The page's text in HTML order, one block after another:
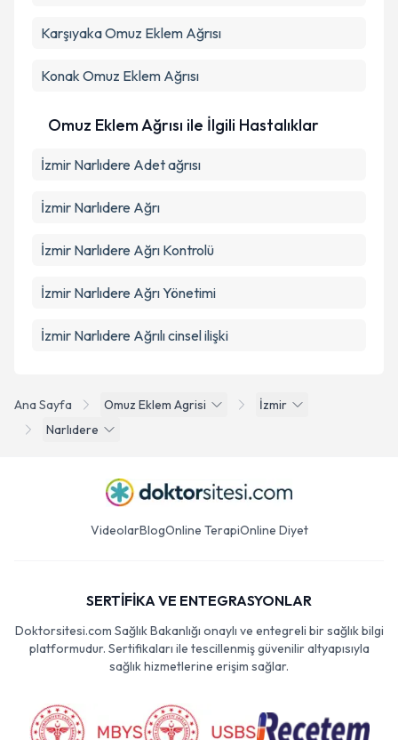
Ana Sayfa Omuz Eklem Agrisi
İzmir
Narlıdere
KarşıyakaOmuz Eklem Ağrısı
Konak Omuz Eklem Ağrısı
Omuz Eklem Ağrısı ile İlgili Hastalıklar
İzmir Narlıdere Adet ağrısı
İzmir Narlıdere Ağrı
İzmir Narlıdere Ağrı Kontrolü
İzmir Narlıdere Ağrı Yönetimi
İzmir Narlıdere Ağrılı cinsel ilişki
VideolarBlogOnline TerapiOnline Diyet
SERTİFİKA VE ENTEGRASYONLAR
Doktorsitesi.com Sağlık Bakanlığı onaylı ve entegreli bir sağlık bilgi
platformudur. Sertifikaları ile tescillenmiş güvenilir altyapısıyla
sağlık hizmetlerine erişim sağlar.